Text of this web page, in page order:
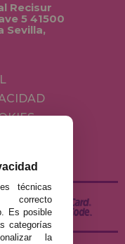
Recisur
5 41500
Sevilla,
técnicas
Es posible
categorías
la